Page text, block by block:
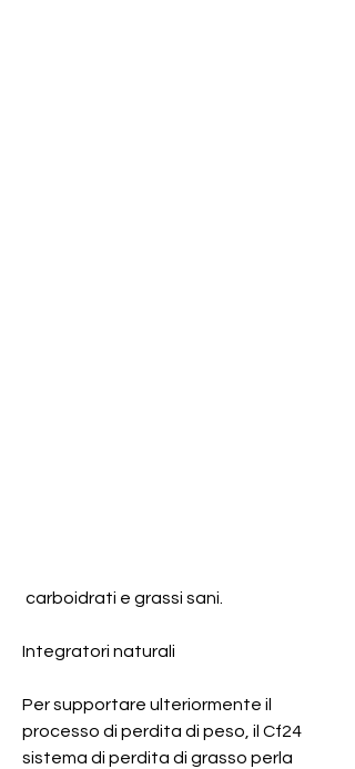
carboidrati e grassi sani.
Integratori naturali
Per supportare ulteriormente il
processo di perdita di peso, il Cf24
sistema di perdita di grasso perla